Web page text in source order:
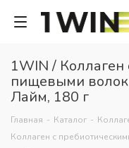
1WIN / Коллаген
пищевыми
Лайм, 180 г
Главная - Каталог -
Коллаген с